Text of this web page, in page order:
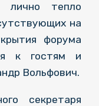
лично тепло
на
форума
к гостям и
Вольфович.
секретаря